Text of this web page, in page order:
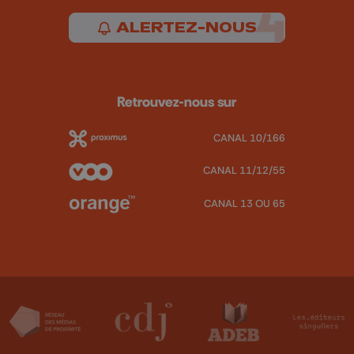
ALERTEZ-NOUS
Retrouvez-nous sur
CANAL 10/166
CANAL 11/12/55
CANAL 13 OU 65